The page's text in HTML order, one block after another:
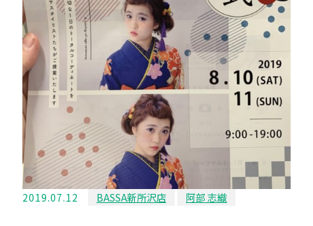
2019.07.12 BASSA新所沢店 阿部 志織